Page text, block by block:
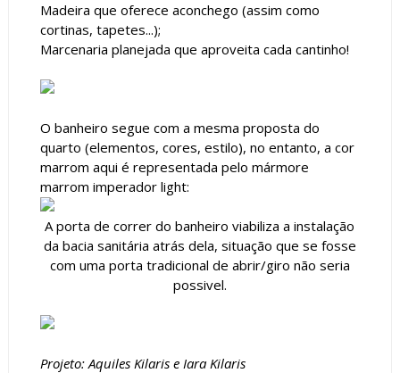
Madeira que oferece aconchego (assim como
cortinas, tapetes...);
Marcenaria planejada que aproveita cada cantinho!
O banheiro segue com a mesma proposta do
quarto (elementos, cores, estilo), no entanto, a cor
marrom aqui é representada pelo mármore
marrom imperador light:
A porta de correr do banheiro viabiliza a instalação
da bacia sanitária atrás dela, situação que se fosse
com uma porta tradicional de abrir/giro não seria
possivel.
Projeto: Aquiles Kilaris e Iara Kilaris